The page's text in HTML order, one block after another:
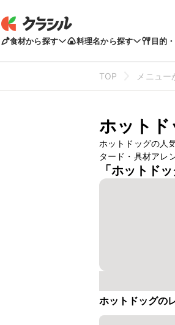
食材から探す 料理名から探す 目的
TOP メニュー
ホットド
ホットドッグの人
タード・具材アレ
「ホットド
ホットドッグの